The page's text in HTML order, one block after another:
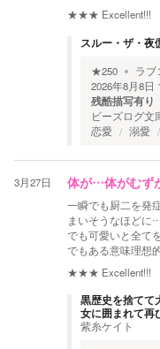
★★★ Excellent!!!
スルー・ザ・夜
★250 ラブ
2026年8月8日
残酷描写有り
ビーズログ文
恋愛
溺愛
3月27日 体が…体がむず
一瞬でも厨二を発
まいそうなほどに
でも可愛いと全て
でもある意味理想
★★★ Excellent!!!
黒歴史を捨てて
女に囲まれて再
紫糸ケイト